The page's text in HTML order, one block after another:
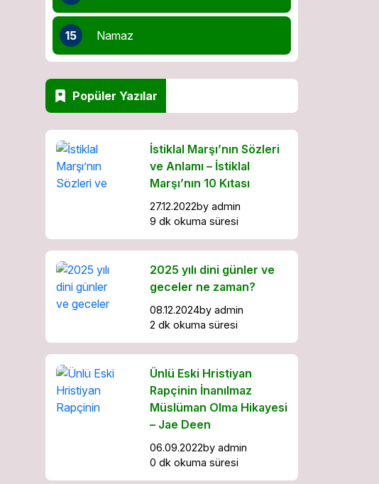
15 Namaz
Popüler Yazılar
İstiklal Marşı’nın Sözleri
ve Anlamı – İstiklal
Marşı’nın 10 Kıtası
27.12.2022by admin
9 dk okuma süresi
2025 yılı dini günler ve
geceler ne zaman?
08.12.2024by admin
2 dk okuma süresi
Ünlü Eski Hristiyan
Rapçinin İnanılmaz
Müslüman Olma Hikayesi
– Jae Deen
06.09.2022by admin
0 dk okuma süresi